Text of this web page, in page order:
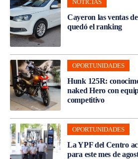
NOTICIAS
Cayeron las ventas
quedó el ranking
OPORTUNIDADES
Hunk 125R:
naked Hero con
competitivo
OPORTUNIDADES
La YPF del Centro
para este mes de